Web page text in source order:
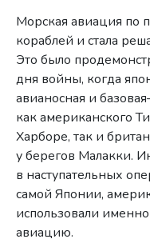
Морская авиация по
кораблей и стала
Это было
дня войны, когда
авианосная и
как американского
Харборе, так и
у берегов Малакки.
в наступательных
самой Японии,
использовали
авиацию.